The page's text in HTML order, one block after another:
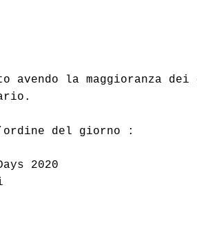
la maggioranza
del giorno :
2020